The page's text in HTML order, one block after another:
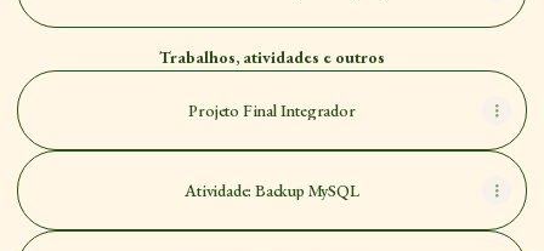
Trabalhos, atividades e outros
Projeto Final Integrador
Atividade: Backup MySQL